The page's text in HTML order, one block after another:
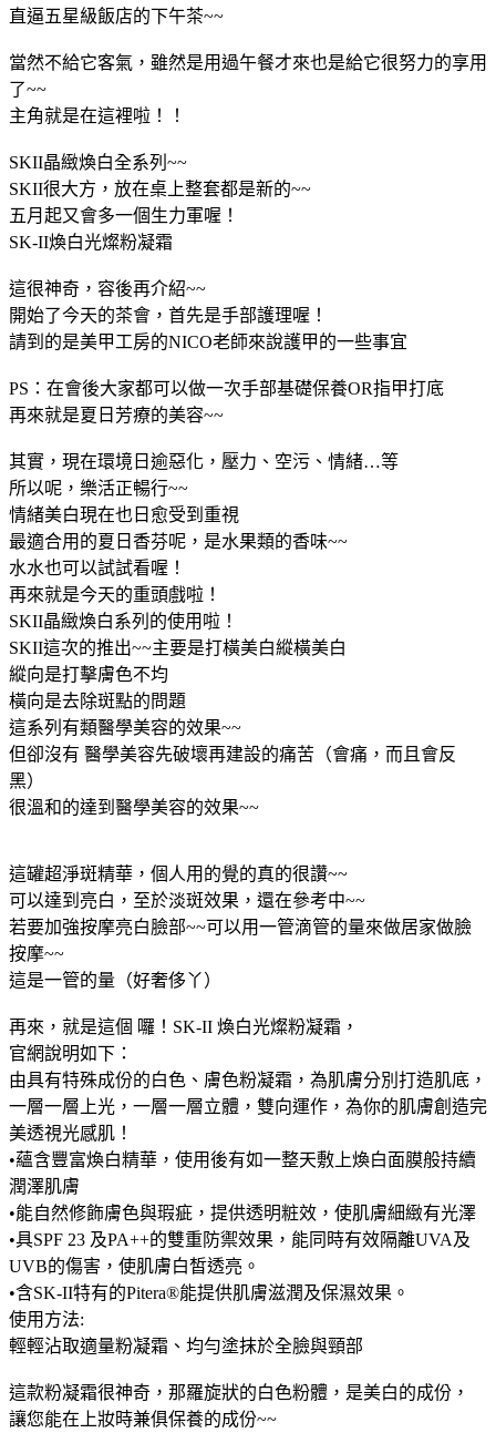
直逼五星級飯店的下午茶~~
當然不給它客氣，雖然是用過午餐才來也是給它很努力的享用
了~~
主角就是在這裡啦！！
SKII晶緻煥白全系列~~
SKII很大方，放在桌上整套都是新的~~
五月起又會多一個生力軍喔！
SK-II煥白光燦粉凝霜
這很神奇，容後再介紹~~
開始了今天的茶會，首先是手部護理喔！
請到的是美甲工房的NICO老師來說護甲的一些事宜
PS：在會後大家都可以做一次手部基礎保養OR指甲打底
再來就是夏日芳療的美容~~
其實，現在環境日逾惡化，壓力、空污、情緒…等
所以呢，樂活正暢行~~
情緒美白現在也日愈受到重視
最適合用的夏日香芬呢，是水果類的香味~~
水水也可以試試看喔！
再來就是今天的重頭戲啦！
SKII晶緻煥白系列的使用啦！
SKII這次的推出~~主要是打橫美白縱橫美白
縱向是打擊膚色不均
橫向是去除斑點的問題
這系列有類醫學美容的效果~~
但卻沒有 醫學美容先破壞再建設的痛苦（會痛，而且會反
黑）
很溫和的達到醫學美容的效果~~
這罐超淨斑精華，個人用的覺的真的很讚~~
可以達到亮白，至於淡斑效果，還在參考中~~
若要加強按摩亮白臉部~~可以用一管滴管的量來做居家做臉
按摩~~
這是一管的量（好奢侈丫）
再來，就是這個 囉！SK-II 煥白光燦粉凝霜，
官網說明如下：
由具有特殊成份的白色、膚色粉凝霜，為肌膚分別打造肌底，
一層一層上光，一層一層立體，雙向運作，為你的肌膚創造完
美透視光感肌！
•蘊含豐富煥白精華，使用後有如一整天敷上煥白面膜般持續
潤澤肌膚
•能自然修飾膚色與瑕疵，提供透明粧效，使肌膚細緻有光澤
•具SPF 23 及PA++的雙重防禦效果，能同時有效隔離UVA及
UVB的傷害，使肌膚白皙透亮。
•含SK-II特有的Pitera®能提供肌膚滋潤及保濕效果。
使用方法:
輕輕沾取適量粉凝霜、均勻塗抹於全臉與頸部
這款粉凝霜很神奇，那羅旋狀的白色粉體，是美白的成份，
讓您能在上妝時兼俱保養的成份~~